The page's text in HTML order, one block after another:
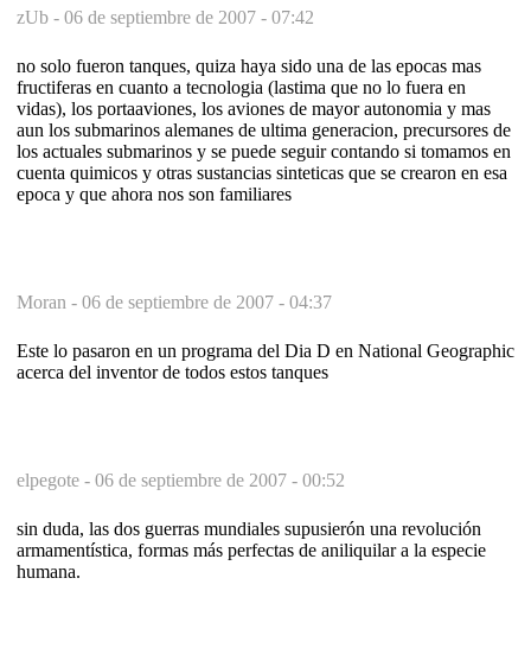
zUb - 06 de septiembre de 2007 - 07:42
no solo fueron tanques, quiza haya sido una de las epocas mas
fructiferas en cuanto a tecnologia (lastima que no lo fuera en
vidas), los portaaviones, los aviones de mayor autonomia y mas
aun los submarinos alemanes de ultima generacion, precursores de
los actuales submarinos y se puede seguir contando si tomamos en
cuenta quimicos y otras sustancias sinteticas que se crearon en esa
epoca y que ahora nos son familiares
Moran - 06 de septiembre de 2007 - 04:37
Este lo pasaron en un programa del Dia D en National Geographic
acerca del inventor de todos estos tanques
elpegote - 06 de septiembre de 2007 - 00:52
sin duda, las dos guerras mundiales supusierón una revolución
armamentística, formas más perfectas de aniliquilar a la especie
humana.